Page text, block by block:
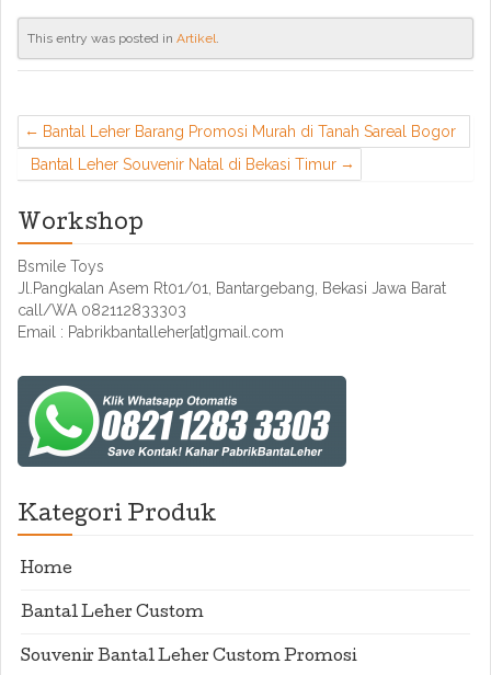
This entry was posted in Artikel.
Bantal Leher Barang Promosi Murah di Tanah Sareal Bogor
Bantal Leher Souvenir Natal di Bekasi Timur
Workshop
Bsmile Toys
Jl.Pangkalan Asem Rt01/01, Bantargebang, Bekasi Jawa Barat
call/WA 082112833303
Email : Pabrikbantalleher[at]gmail.com
Kategori Produk
Home
Bantal Leher Custom
Souvenir Bantal Leher Custom Promosi